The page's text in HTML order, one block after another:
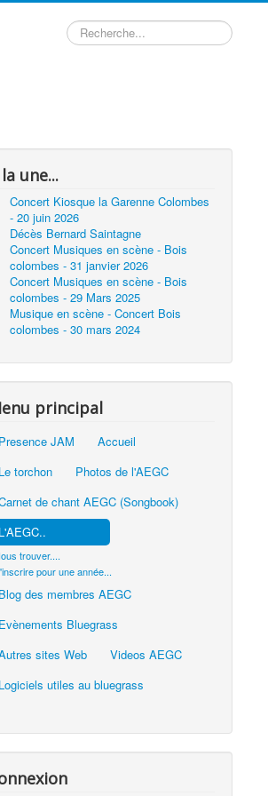
Rechercher
une...
Concert Kiosque la Garenne Colombes
- 20 juin 2026
Décès Bernard Saintagne
Concert Musiques en scène - Bois
colombes - 31 janvier 2026
Concert Musiques en scène - Bois
colombes - 29 Mars 2025
Musique en scène - Concert Bois
colombes - 30 mars 2024
principal
Presence JAM
Accueil
Le torchon
Photos de l'AEGC
de chant AEGC (Songbook)
L'AEGC..
trouver....
pour une année...
Blog des membres AEGC
Evènements Bluegrass
sites Web
Videos AEGC
Logiciels utiles au bluegrass